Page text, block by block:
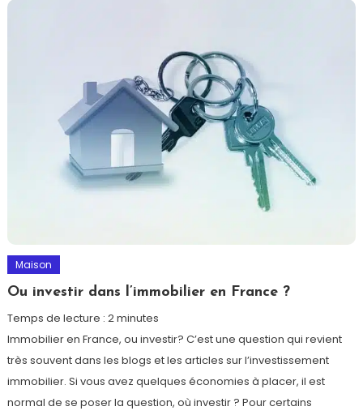
Maison
Ou investir dans l’immobilier en France ?
Temps de lecture : 2minutes
Immobilier en France, ou investir? C’est une question qui revient
très souvent dans les blogs et les articles sur l’investissement
immobilier. Si vous avez quelques économies à placer, il est
normal de se poser la question, où investir ? Pour certains